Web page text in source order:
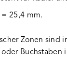
25,4 mm.
Zonen
Buchstaben